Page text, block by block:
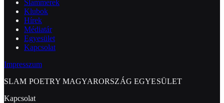
Slammerek
Klubok
Hírek
Médiatár
Egyesület
Kapcsolat
Impresszum
SLAM POETRY MAGYARORSZÁG EGYESÜLET
Kapcsolat